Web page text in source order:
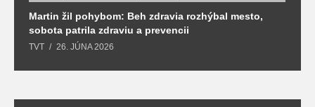
Martin žil pohybom: Beh zdravia rozhýbal mesto,
sobota patrila zdraviu a prevencii
TVT 26. JÚNA 2026